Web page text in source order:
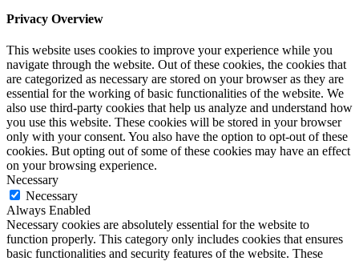
Privacy Overview
This website uses cookies to improve your experience while you
navigate through the website. Out of these cookies, the cookies that
are categorized as necessary are stored on your browser as they are
essential for the working of basic functionalities of the website. We
also use third-party cookies that help us analyze and understand how
you use this website. These cookies will be stored in your browser
only with your consent. You also have the option to opt-out of these
cookies. But opting out of some of these cookies may have an effect
on your browsing experience.
Necessary
Necessary
Always Enabled
Necessary cookies are absolutely essential for the website to
function properly. This category only includes cookies that ensures
basic functionalities and security features of the website. These